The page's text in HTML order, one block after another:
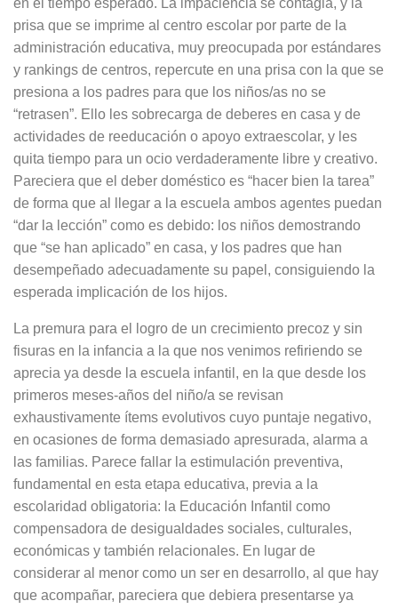
en el tiempo esperado. La impaciencia se contagia, y la
prisa que se imprime al centro escolar por parte de la
administración educativa, muy preocupada por estándares
y rankings de centros, repercute en una prisa con la que se
presiona a los padres para que los niños/as no se
“retrasen”. Ello les sobrecarga de deberes en casa y de
actividades de reeducación o apoyo extraescolar, y les
quita tiempo para un ocio verdaderamente libre y creativo.
Pareciera que el deber doméstico es “hacer bien la tarea”
de forma que al llegar a la escuela ambos agentes puedan
“dar la lección” como es debido: los niños demostrando
que “se han aplicado” en casa, y los padres que han
desempeñado adecuadamente su papel, consiguiendo la
esperada implicación de los hijos.
La premura para el logro de un crecimiento precoz y sin
fisuras en la infancia a la que nos venimos refiriendo se
aprecia ya desde la escuela infantil, en la que desde los
primeros meses-años del niño/a se revisan
exhaustivamente ítems evolutivos cuyo puntaje negativo,
en ocasiones de forma demasiado apresurada, alarma a
las familias. Parece fallar la estimulación preventiva,
fundamental en esta etapa educativa, previa a la
escolaridad obligatoria: la Educación Infantil como
compensadora de desigualdades sociales, culturales,
económicas y también relacionales. En lugar de
considerar al menor como un ser en desarrollo, al que hay
que acompañar, pareciera que debiera presentarse ya